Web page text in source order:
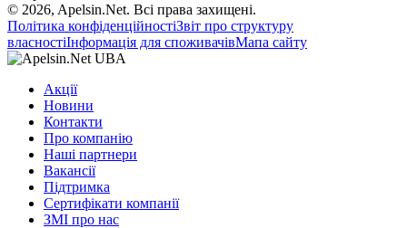
© 2026, Apelsin.Net. Всі права захищені.
Політика конфіденційностіЗвіт про структуру
власностіІнформація для споживачівМапа сайту
Акції
Новини
Контакти
Про компанію
Наші партнери
Вакансії
Підтримка
Сертифікати компанії
ЗМІ про нас